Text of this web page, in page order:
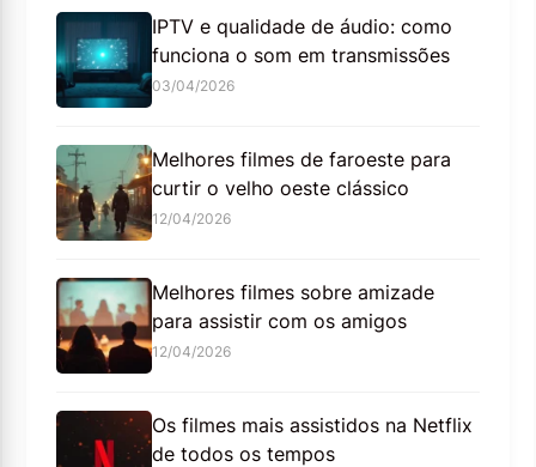
IPTV e qualidade de áudio: como
funciona o som em transmissões
03/04/2026
Melhores filmes de faroeste para
curtir o velho oeste clássico
12/04/2026
Melhores filmes sobre amizade
para assistir com os amigos
12/04/2026
Os filmes mais assistidos na Netflix
de todos os tempos